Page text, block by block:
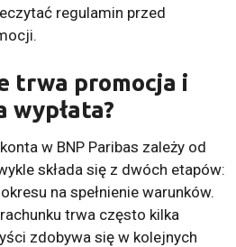
regulamin przed
trwa promocja i
wypłata?
w BNP Paribas zależy od
składa się z dwóch etapów:
na spełnienie warunków.
trwa często kilka
zdobywa się w kolejnych